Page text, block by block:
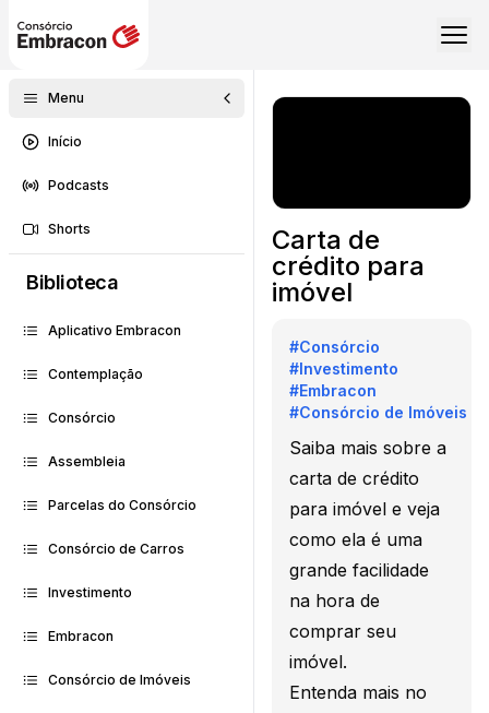
Menu
Início
Podcasts
Shorts
Biblioteca
Aplicativo Embracon
Contemplação
Consórcio
Assembleia
Parcelas do Consórcio
Consórcio de Carros
Investimento
Embracon
Consórcio de Imóveis
Carta de
crédito para
imóvel
#Consórcio
#Investimento
#Embracon
#Consórcio de Imóveis
Saiba mais sobre a
carta de crédito
para imóvel e veja
como ela é uma
grande facilidade
na hora de
comprar seu
imóvel.
Entenda mais no